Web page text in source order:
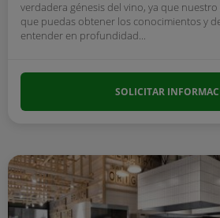
verdadera génesis del vino, ya que
que puedas obtener los conocimientos y
entender en profundidad...
SOLICITAR